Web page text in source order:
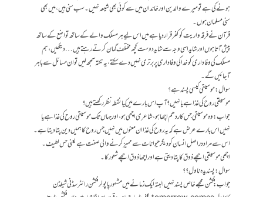
ہونے کی ہے تو میرے والدین اور خاندان میں سے کوئی بھی شیعہ نہیں۔ سب سنی ہیں، میں بھی
سنی مسلمان ہوں۔
قرآن نے فرقہ واریت کو کفر قرار دیا ہے میں اس لیے ہرمسلک والے کے ساتھ تواضع کے ساتھ
پیش آتا ہوں اور شاید اسی وجہ سے شاید دوست کچھ مختلف گمان کرتے رہتے ہیں… دیکھیں، ہم
مسلک کی وفاداری کو خدا کی وفاداری پر برتری نہیں دے سکتے، یہ نکتہ سمجھ لیں تو ان مسائل سے باہر
آ جائیں گے۔
سوال : موسیقی کیسی پسند ہے؟
موسیقی روح کی غذا ہے یا نہیں؟ آپ اس بارے میں کیا نقطہ نظر رکھتے ہیں؟
جواب: وہ موسیقی جس کا ردھم اچھا ہو، شاعری اچھی ہو، اور جہاں تک موسیقی روح کی غذا ہے یا
نہیں اس بارے عرض ہے کہ یہ روح کی غذا ان معنوں میں نہیں جس روح کا ہمیں دین پتا دیتا ہے۔
اس سے مراد دراصل انسان کو دیگر حیوانات سے ممیز کرنے والی صفت ہے یعنی حس لطیف۔
اچھی موسیقی اچھے ذوق کا پتا دیتی ہے اور اچھا ذوق اچھے شعور کا۔
سوال : پسندیدہ ناول ؟؟
جواب: فکشن مجھے خاص پسند نہیں البتہ ایک زمانے میں مشہور پاپولر فکشن رائٹر سڈنی شیلڈن